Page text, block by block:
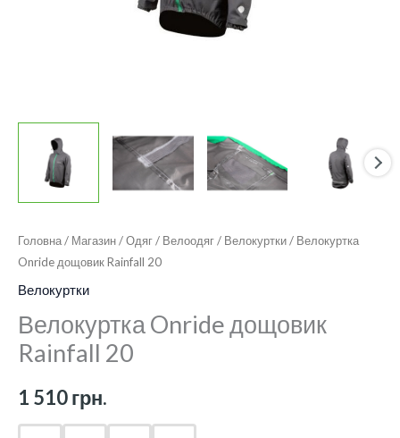
Головна/ Магазин/Одяг/ Велоодяг/ Велокуртки/ Велокуртка
Onride дощовик Rainfall 20
Велокуртки
Велокуртка Onride дощовик
Rainfall 20
1 510грн.